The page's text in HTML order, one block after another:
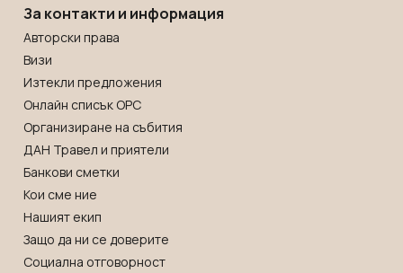
За контакти и информация
Авторски права
Визи
Изтекли предложения
Онлайн списък OРС
Организиране на събития
ДАН Травел и приятели
Банкови сметки
Кои сме ние
Нашият екип
Защо да ни се доверите
Социална отговорност